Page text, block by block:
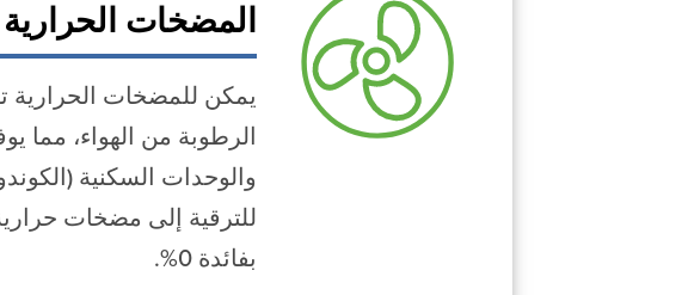
المضخات الحرارية
يمكن للمضخات الحرارية
الرطوبة من الهواء، مما
للترقية إلى مضخات
بفائدة 0%.